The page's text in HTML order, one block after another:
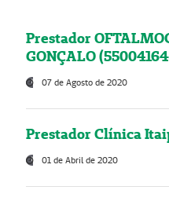
Prestador
GONÇALO
07 de Agosto de 2020
Prestador Clínica
01 de Abril de 2020